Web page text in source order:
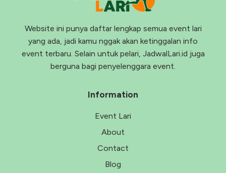
Website ini punya daftar lengkap semua event lari
yang ada, jadi kamu nggak akan ketinggalan info
event terbaru. Selain untuk pelari, JadwalLari.id juga
berguna bagi penyelenggara event.
Information
Event Lari
About
Contact
Blog